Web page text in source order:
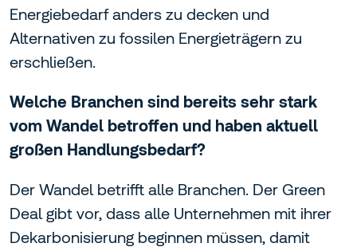
Energiebedarf anders zu decken und
Alternativen zu fossilen Energieträgern zu
erschließen.
Welche Branchen sind bereits sehr stark
vom Wandel betroffen und haben aktuell
großen Handlungsbedarf?
Der Wandel betrifft alle Branchen. Der Green
Deal gibt vor, dass alle Unternehmen mit ihrer
Dekarbonisierung beginnen müssen, damit